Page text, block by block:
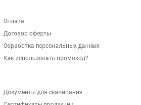
Оплата
Договор оферты
Обработка персональных данных
Как использовать промокод?
Документы для скачивания